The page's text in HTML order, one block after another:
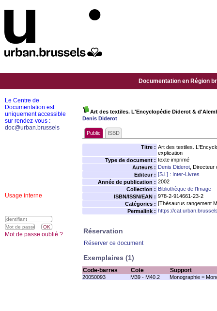
Documentation en Région
Art des textiles. L'Encyclopédie Diderot &
Denis Diderot
Public ISBD
Titre : Art des textiles.
explication
Type de document : texte imprimé
Auteurs : Denis Diderot ,
Editeur : [S.l.] : Inter-Livres
Année de publication : 2002
Collection : Bibliothèque de l'Image
ISBN/ISSN/EAN : 978-2-914661-23-2
Catégories : [Thésaurus rangement
Permalink : https://
Réservation
Réserver ce document
Exemplaires (1)
Code-barres Cote Support
20050093 M39 - M40.2 Monographie =
Le Centre de
Documentation est
uniquement accessible
sur rendez-vous :
doc@urban.brussels
Usage interne
Mot de passe oublié ?